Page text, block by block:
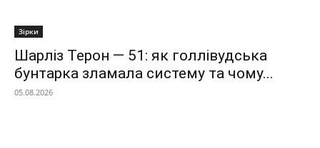
Зірки
Шарліз Терон — 51: як голлівудська
бунтарка зламала систему та чому...
05.08.2026